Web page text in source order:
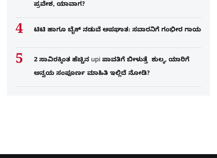
ಪ್ರವೇಶ, ಯಾವಾಗ?
ಟಿಟಿ ಹಾಗೂ ಬೈಕ್ ನಡುವೆ ಅಪಘಾತ: ಸವಾರನಿಗೆ ಗಂಭೀರ ಗಾಯ
2 ಸಾವಿರಕ್ಕಿಂತ ಹೆಚ್ಚಿನ upi ಪಾವತಿಗೆ ಬೀಳುತ್ತೆ ಶುಲ್ಕ, ಯಾರಿಗೆ
ಅನ್ವಯ ಸಂಪೂರ್ಣ ಮಾಹಿತಿ ಇಲ್ಲಿದೆ ನೋಡಿ?